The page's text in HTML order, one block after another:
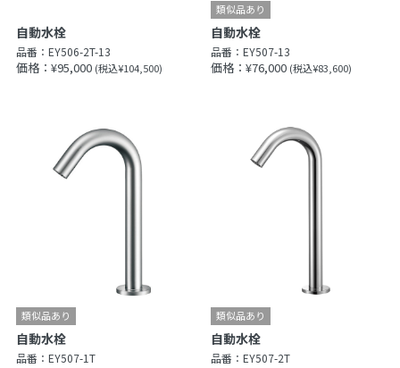
自動水栓
品番： EY506-2T-13
価格：¥95,000 (税込¥104,500)
自動水栓
品番：EY507-13
価格：¥76,000 (税込¥83,600)
自動水栓
品番： EY507-1T
自動水栓
品番：EY507-2T